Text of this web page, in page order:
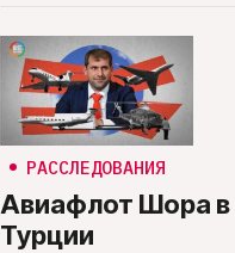
РАССЛЕДОВАНИЯ
Авиафлот Шора в
Турции